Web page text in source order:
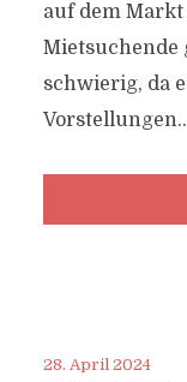
auf dem
Mietsuchende
schwierig, da
28. April 2024